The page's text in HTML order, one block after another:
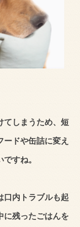
てしまうため、短
ードや缶詰に変え
すね。
口内トラブルも起
に残ったごはんを